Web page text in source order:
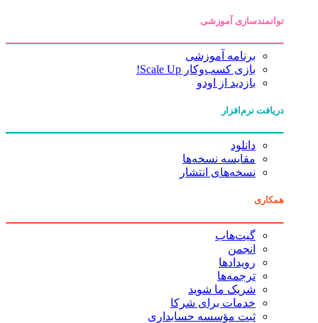
توانمندسازی آموزشی
برنامه آموزشی
بازی کسب‌وکار Scale Up!
بازدید از اودو
دریافت نرم‌افزار
دانلود
مقایسه نسخه‌ها
نسخه‌های انتشار
همکاری
گیت‌هاب
انجمن
رویدادها
ترجمه‌ها
شریک ما شوید
خدمات برای شرکا
ثبت مؤسسه حسابداری